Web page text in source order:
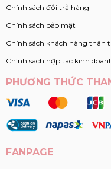
Chính sách đổi trả hàng
Chính sách bảo mật
Chính sách khách hàng thân
Chính sách hợp tác kinh
PHƯƠNG THỨC
FANPAGE